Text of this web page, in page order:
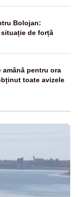
Bolojan:
situație de forță
amână pentru ora
toate avizele